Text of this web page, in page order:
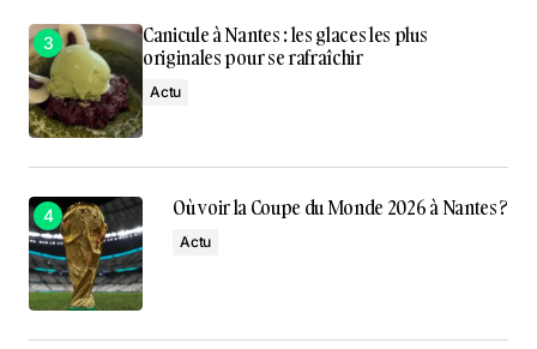
Canicule à Nantes : les glaces les plus
originales pour se rafraîchir
Actu
Où voir la Coupe du Monde 2026 à Nantes ?
Actu